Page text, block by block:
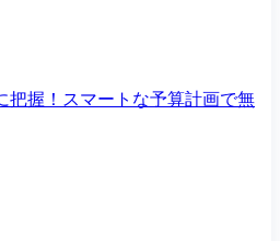
把握！スマートな予算計画で無